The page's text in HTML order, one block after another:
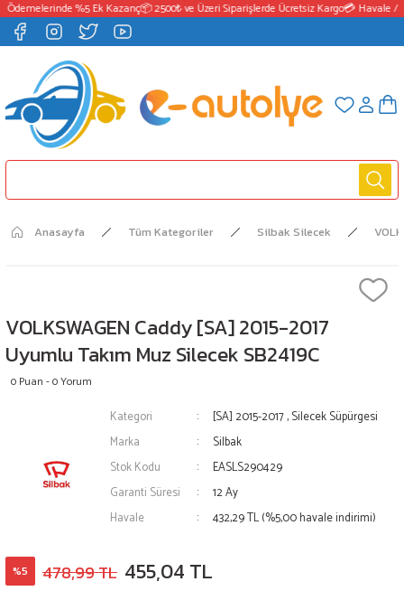
%5 Ek Kazanç📦 2500₺ ve Üzeri Siparişlerde Ücretsiz Kargo💳 Havale /
Anasayfa Tüm Kategoriler Silbak Silecek
VOLKSWAGEN Caddy [SA] 2015-2017
Uyumlu Takım Muz Silecek SB2419C
0 Puan - 0 Yorum
Kategori [SA] 2015-2017,Silecek Süpürgesi
Marka
Silbak
Stok Kodu
EASLS290429
Garanti Süresi
12 Ay
Havale
432,29 TL (%5,00 havale indirimi)
%5 478,99 TL 455,04 TL